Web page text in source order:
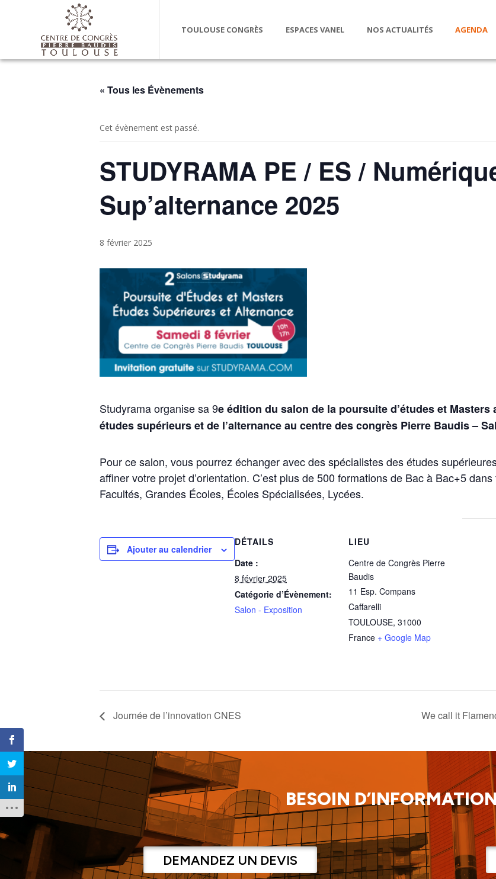
TOULOUSE CONGRÈS ESPACES VANEL NOS ACTUALITÉS AGENDA
« Tous les Évènements
Cet évènement est passé.
STUDYRAMA PE / ES /
Sup’alternance 2025
8 février 2025
Studyrama organise sa 9e édition du salon de la poursuite d’études et Masters
études supérieurs et de l’alternance au centre des congrès Pierre Baudis –
Pour ce salon, vous pourrez échanger avec des spécialistes des études
affiner votre projet d’orientation. C’est plus de 500 formations de Bac à Bac+5
Facultés, Grandes Écoles, Écoles Spécialisées, Lycées.
Ajouter au calendrier
DÉTAILS
Date :
8 février 2025
Catégorie d’Évènement:
Salon - Exposition
LIEU
Centre de Congrès Pierre
Baudis
11 Esp. Compans
Caffarelli
TOULOUSE, 31000
France + Google Map
Journée de l’innovation CNES We call it
BESOIN
DEMANDEZ UN DEVIS